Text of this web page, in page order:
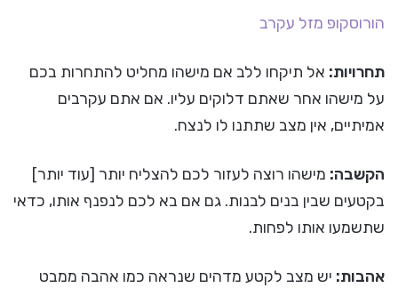
הורוסקופ מזל עקרב
תחרויות: אל תיקחו ללב אם מישהו מחליט להתחרות בכם
על מישהו אחר שאתם דלוקים עליו. אם אתם עקרבים
אמיתיים, אין מצב שתתנו לו לנצח.
הקשבה: מישהו רוצה לעזור לכם להצליח יותר [עוד יותר]
בקטעים שבין בנים לבנות. גם אם בא לכם לנפנף אותו, כדאי
שתשמעו אותו לפחות.
אהבות: יש מצב לקטע מדהים שנראה כמו אהבה ממבט